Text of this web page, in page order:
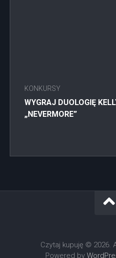
KONKURSY
WYGRAJ DUOLOGIĘ
„NEVERMORE”
Czytaj kupuję © 2026.
Powered by